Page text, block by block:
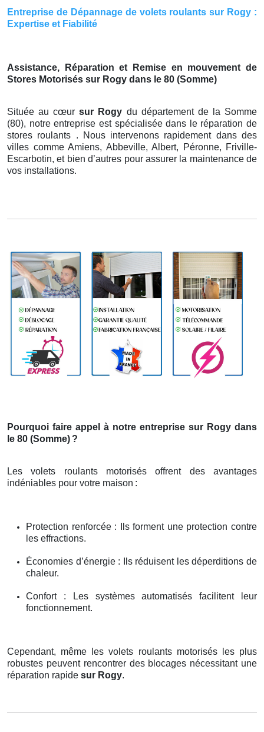
Entreprise de Dépannage de volets roulants sur Rogy :
Expertise et Fiabilité
Assistance, Réparation et Remise en mouvement de
Stores Motorisés sur Rogy dans le 80 (Somme)
Située au cœursur Rogy du département de la Somme
(80), notre entreprise est spécialisée dans le réparation de
stores roulants . Nous intervenons rapidement dans des
villes comme Amiens, Abbeville, Albert, Péronne, Friville-
Escarbotin, et bien d’autres pour assurer la maintenance de
vos installations.
Pourquoi faire appel à notre entreprise sur Rogy dans
le 80 (Somme) ?
Les volets roulants motorisés offrent des avantages
indéniables pour votre maison :
Protection renforcée : Ils forment une protection contre
les effractions.
Économies d’énergie : Ils réduisent les déperditions de
chaleur.
Confort : Les systèmes automatisés facilitent leur
fonctionnement.
Cependant, même les volets roulants motorisés les plus
robustes peuvent rencontrer des blocages nécessitant une
réparation rapide sur Rogy.